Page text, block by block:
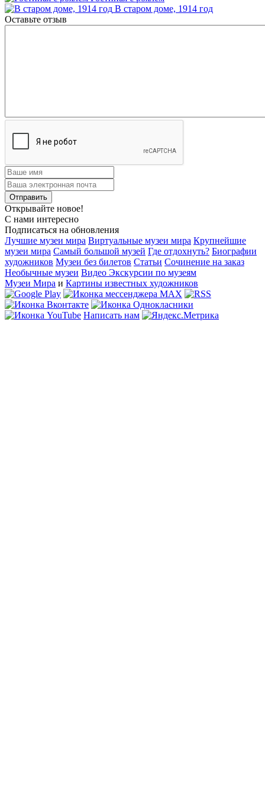
В старом доме, 1914 год
Оставьте отзыв
Открывайте новое!
С нами интересно
Подписаться на обновления
Лучшие музеи мира Виртуальные музеи мира Крупнейшие
музеи мира Самый большой музей Где отдохнуть? Биографии
художников Музеи без билетов Статьи Сочинение на заказ
Необычные музеи Видео Экскурсии по музеям
Музеи Мира и Картины известных художников
Написать нам